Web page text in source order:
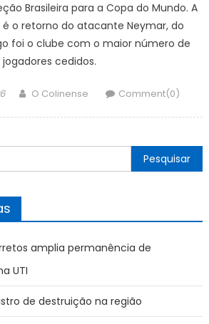
Brasileira para a Copa do Mundo. A
o retorno do atacante Neymar, do
foi o clube com o maior número de
jogadores cedidos.
Author
O Colinense Comment(0)
amplia permanência de
UTI
de destruição na região